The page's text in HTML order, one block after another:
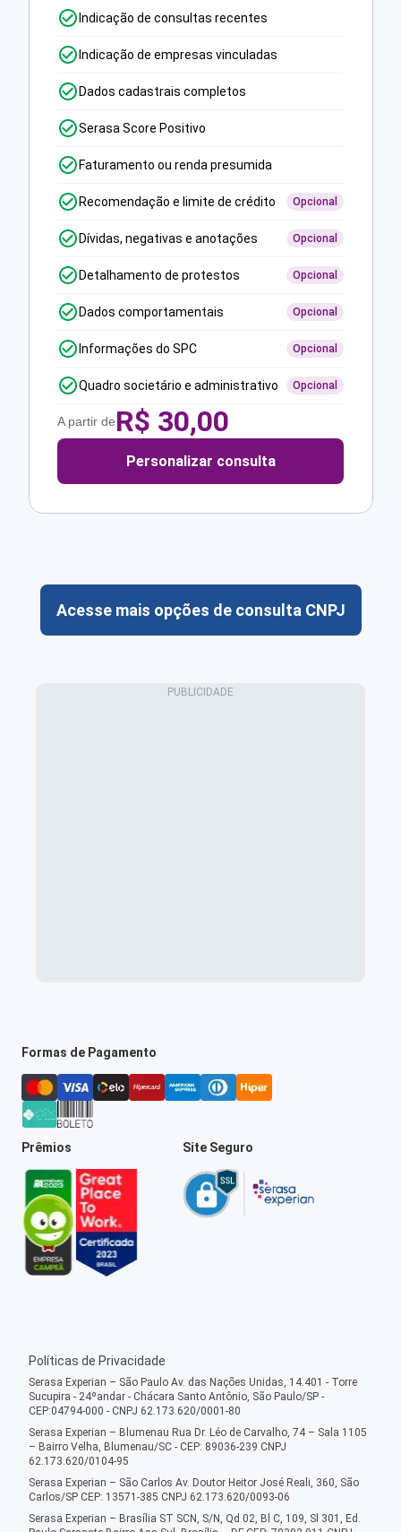
Indicação de consultas recentes
Indicação de empresas vinculadas
Dados cadastrais completos
Serasa Score Positivo
Faturamento ou renda presumida
Recomendação e limite de crédito Opcional
Dívidas, negativas e anotações Opcional
Detalhamento de protestos Opcional
Dados comportamentais Opcional
Informações do SPC Opcional
Quadro societário e administrativo Opcional
A partir deR$ 30,00
Personalizar consulta
Acesse mais opções de consulta CNPJ
Formas de Pagamento
Prêmios Site Seguro
Políticas de Privacidade
Serasa Experian – São Paulo Av. das Nações Unidas, 14.401 - Torre
Sucupira - 24ºandar - Chácara Santo Antônio, São Paulo/SP -
CEP:04794-000 - CNPJ 62.173.620/0001-80
Serasa Experian – Blumenau Rua Dr. Léo de Carvalho, 74 – Sala 1105
– Bairro Velha, Blumenau/SC - CEP: 89036-239 CNPJ
62.173.620/0104-95
Serasa Experian – São Carlos Av. Doutor Heitor José Reali, 360, São
Carlos/SP CEP: 13571-385 CNPJ 62.173.620/0093-06
Serasa Experian – Brasília ST SCN, S/N, Qd 02, Bl C, 109, Sl 301, Ed.